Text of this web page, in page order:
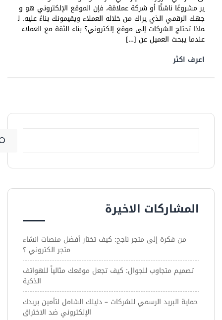
ير مشروعًا ناشئًا أو شركة عملاقة، فإن الموقع الإلكتروني هو و
جهك الرقمي الذي يراك من خلاله العملاء ويقيمونك بناءً عليه. ل
ماذا تحتاج الشركات إلى موقع إلكتروني؟ بناء الثقة مع العملاء
عندما يبحث العميل عن […]
اعرف اكثر
المشاركات الاخيرة
من فكرة إلى متجر ناجح: كيف تختار أفضل منصات انشاء
متجر الكتروني ؟
تصميم متجاوب للجوال: كيف تجعل موقعك مثالياً للهواتف
الذكية
حماية البريد الرسمي للشركات – دليلك الشامل لتأمين بريدك
الإلكتروني ضد الاختراق